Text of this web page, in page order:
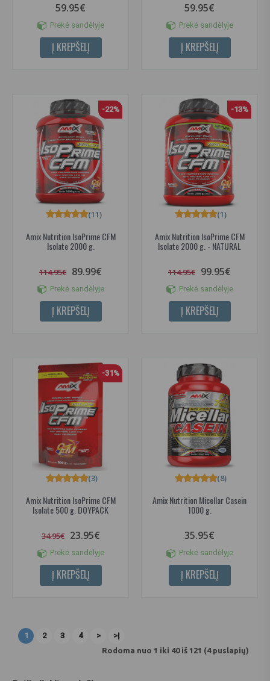
59.95€
Prekė sandėlyje
Į KREPŠELĮ
59.95€
Prekė sandėlyje
Į KREPŠELĮ
-22%
Amix Nutrition IsoPrime CFM
Isolate 2000 g.
(11)
114.95€ 89.99€
Prekė sandėlyje
Į KREPŠELĮ
-13%
Amix Nutrition IsoPrime CFM
Isolate 2000 g. - NATURAL
(1)
114.95€ 99.95€
Prekė sandėlyje
Į KREPŠELĮ
-31%
Amix Nutrition IsoPrime CFM
Isolate 500 g. DOYPACK
(3)
34.95€ 23.95€
Prekė sandėlyje
Į KREPŠELĮ
Amix Nutrition Micellar Casein
1000 g.
(8)
35.95€
Prekė sandėlyje
Į KREPŠELĮ
1 2 3 4 > >|
Rodoma nuo 1 iki 40 iš 121 (4 puslapių)